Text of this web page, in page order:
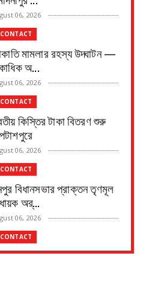
06, 2026
CONTACT
মামলার রহস্য উদ্ঘাটন —
অ...
06, 2026
CONTACT
কিস্তির টাকা বিতরণ শুরু
পটাশপুরে
06, 2026
CONTACT
বিধানসভার প্রাক্তন তৃণমূল
অর্...
06, 2026
CONTACT
দ্বিতীয় পর্যায়ে টাকা ১০০